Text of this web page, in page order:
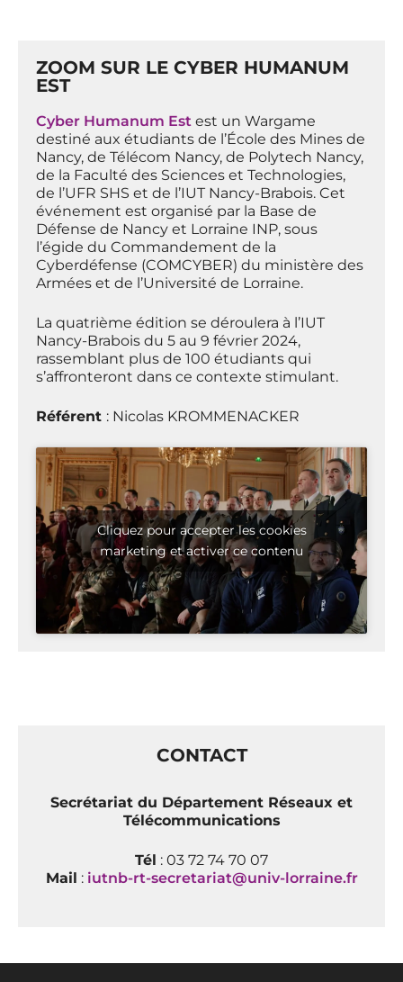
ZOOM SUR LE CYBER HUMANUM
EST
Cyber Humanum Est est un Wargame
destiné aux étudiants de l’École des Mines de
Nancy, de Télécom Nancy, de Polytech Nancy,
de la Faculté des Sciences et Technologies,
de l’UFR SHS et de l’IUT Nancy-Brabois. Cet
événement est organisé par la Base de
Défense de Nancy et Lorraine INP, sous
l’égide du Commandement de la
Cyberdéfense (COMCYBER) du ministère des
Armées et de l’Université de Lorraine.
La quatrième édition se déroulera à l’IUT
Nancy-Brabois du 5 au 9 février 2024,
rassemblant plus de 100 étudiants qui
s’affronteront dans ce contexte stimulant.
Référent : Nicolas KROMMENACKER
Cliquez pour accepter les cookies
marketing et activer ce contenu
CONTACT
Secrétariat du Département Réseaux et
Télécommunications
Tél : 03 72 74 70 07
Mail : iutnb-rt-secretariat@univ-lorraine.fr